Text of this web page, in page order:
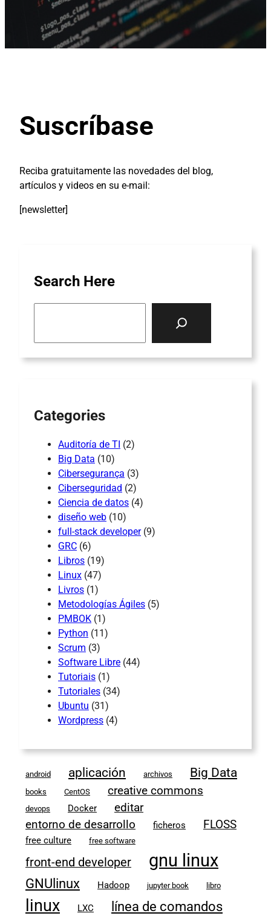
Suscríbase
Reciba gratuitamente las novedades del blog,
artículos y videos en su e-mail:
[newsletter]
Search Here
Categories
Auditoría de TI (2)
Big Data (10)
Cibersegurança (3)
Ciberseguridad (2)
Ciencia de datos (4)
diseño web (10)
full-stack developer(9)
GRC (6)
Libros (19)
Linux (47)
Livros (1)
Metodologías Ágiles (5)
PMBOK (1)
Python (11)
Scrum (3)
Software Libre (44)
Tutoriais (1)
Tutoriales (34)
Ubuntu (31)
Wordpress (4)
android aplicación archivos Big Data
books CentOS creative commons
devops Docker
editar
entorno de desarrollo
ficheros FLOSS
free culture free software
front-end developer gnu linux
GNUlinux Hadoop jupyter book libro
linux LXC línea de comandos